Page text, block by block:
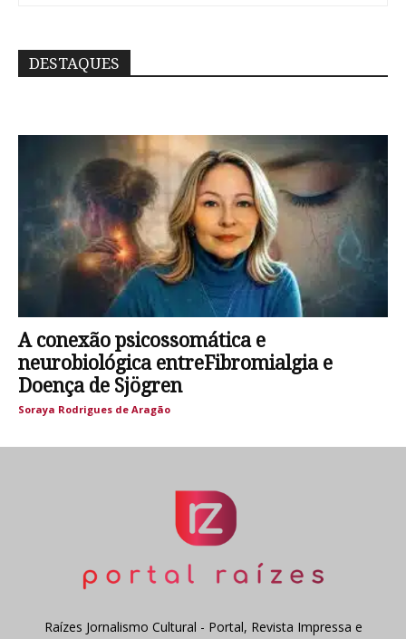
DESTAQUES
A conexão psicossomática e
neurobiológica entreFibromialgia e
Doença de Sjögren
Soraya Rodrigues de Aragão
Raízes Jornalismo Cultural - Portal, Revista Impressa e